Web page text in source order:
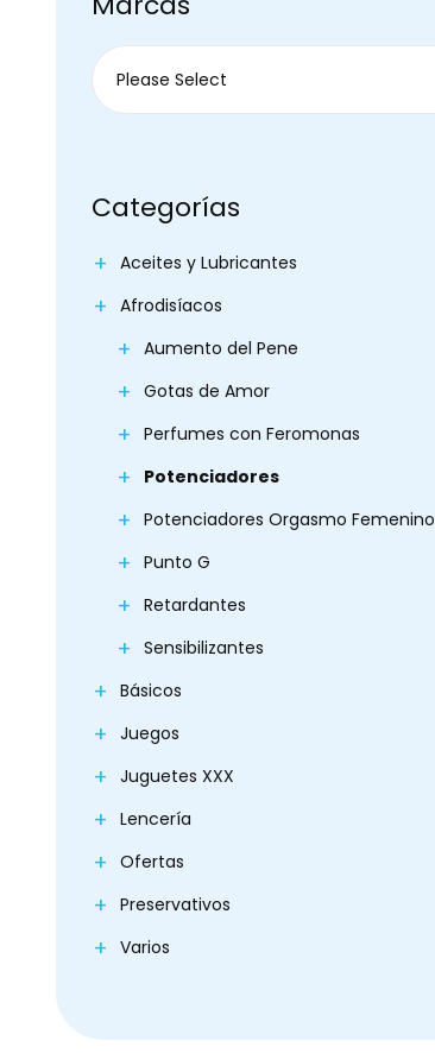
Categorías
Aceites y Lubricantes
Afrodisíacos
Aumento del Pene
Gotas de Amor
Perfumes con Feromonas
Potenciadores
Potenciadores Orgasmo Femenino
Punto G
Retardantes
Sensibilizantes
Básicos
Juegos
Juguetes XXX
Lencería
Ofertas
Preservativos
Varios